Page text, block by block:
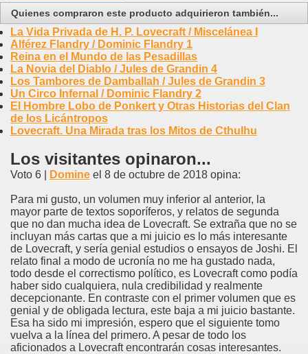
Quienes compraron este producto adquirieron también...
La Vida Privada de H. P. Lovecraft / Miscelánea I
Alférez Flandry / Dominic Flandry 1
Reina en el Mundo de las Pesadillas
La Novia del Diablo / Jules de Grandin 4
Los Tambores de Damballah / Jules de Grandin 3
Un Circo Infernal / Dominic Flandry 2
El Hombre Lobo de Ponkert y Otras Historias del Clan
de los Licántropos
Lovecraft. Una Mirada tras los Mitos de Cthulhu
Los visitantes opinaron...
Voto 6 | Domine el 8 de octubre de 2018 opina:
Para mi gusto, un volumen muy inferior al anterior, la
mayor parte de textos soporíferos, y relatos de segunda
que no dan mucha idea de Lovecraft. Se extraña que no se
incluyan más cartas que a mi juicio es lo más interesante
de Lovecraft, y sería genial estudios o ensayos de Joshi. El
relato final a modo de ucronía no me ha gustado nada,
todo desde el correctismo político, es Lovecraft como podía
haber sido cualquiera, nula credibilidad y realmente
decepcionante. En contraste con el primer volumen que es
genial y de obligada lectura, este baja a mi juicio bastante.
Esa ha sido mi impresión, espero que el siguiente tomo
vuelva a la línea del primero. A pesar de todo los
aficionados a Lovecraft encontrarán cosas interesantes.